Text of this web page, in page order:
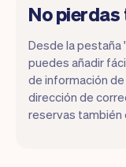
No
Desde la pestaña
puedes añadir
de información
dirección de
reservas también